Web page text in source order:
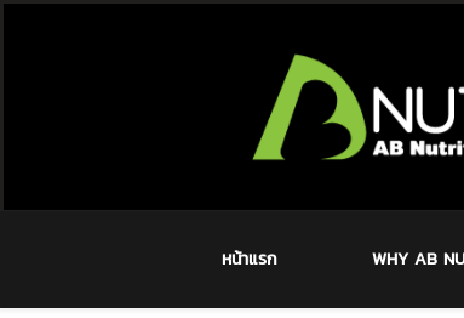
หน้าแรก WHY AB